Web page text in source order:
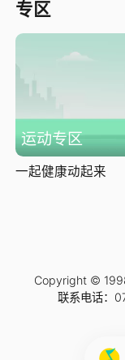
专区
运动专区
一起健康动起来
Copyright ©
联系电话：